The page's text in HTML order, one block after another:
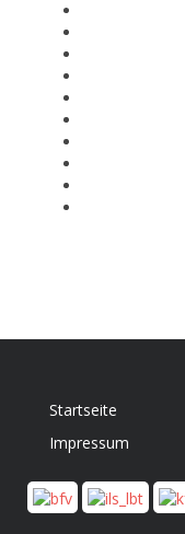
Startseite
Impressum